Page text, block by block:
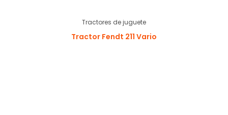
Tractores de juguete
Tractor Fendt 211 Vario